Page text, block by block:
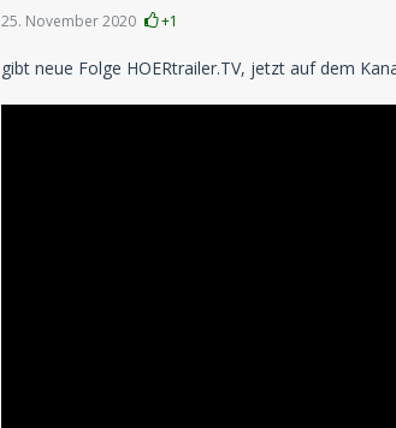
25. November 2020 +1
gibt neue Folge HOERtrailer.TV, jetzt auf dem